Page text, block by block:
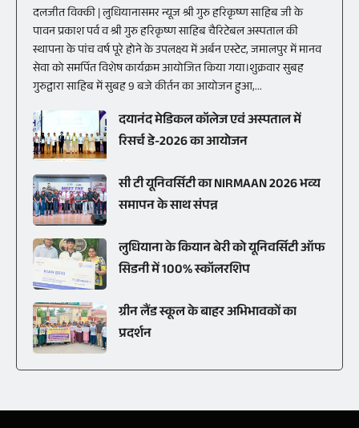
दलजीत विक्की | लुधियानासमर न्यूज श्री गुरु हरिकृष्ण साहिब जी के
पावन प्रकाश पर्व व श्री गुरु हरिकृष्ण साहिब चैरिटेबल अस्पताल की
स्थापना के पांच वर्ष पूरे होने के उपलक्ष्य में अर्बन एस्टेट, जमालपुर में मानव
सेवा को समर्पित विशेष कार्यक्रम आयोजित किया गया।शुक्रवार सुबह
गुरुद्वारा साहिब में सुबह 9 बजे कीर्तन का आयोजन हुआ,...
दयानंद मेडिकल कॉलेज एवं अस्पताल में
रिसर्च डे-2026 का आयोजन
सी टी यूनिवर्सिटी का NIRMAAN 2026 भव्य
समापन के साथ संपन्न
लुधियाना के कियान बेरी को यूनिवर्सिटी ऑफ
सिडनी में 100% स्कॉलरशिप
ग्रीन लैंड स्कूल के बाहर अभिभावकों का
प्रदर्शन